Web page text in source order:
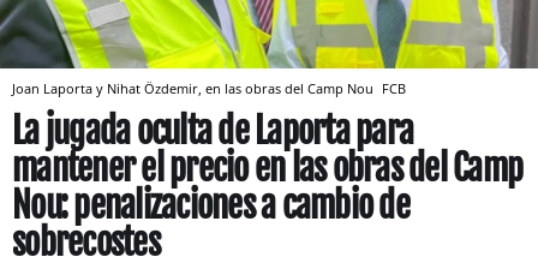
Joan Laporta y Nihat Özdemir, en las obras del Camp Nou FCB
La jugada oculta de Laporta para
mantener el precio en las obras del Camp
Nou: penalizaciones a cambio de
sobrecostes